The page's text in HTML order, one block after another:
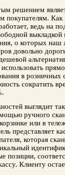
решением
покупателям.
ведь на
о которых наш
довольно
в розничных
сократить
выглядит
ручного
или в
представляет
которая
позиции,
Клиенту